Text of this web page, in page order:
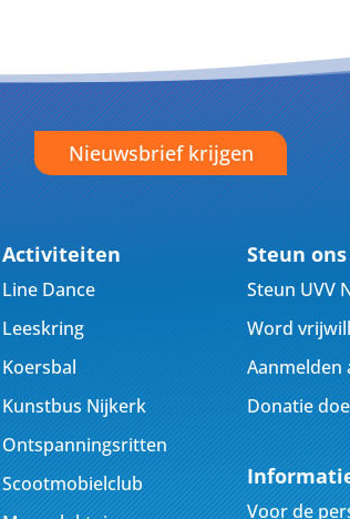
Nieuwsbrief krijgen
Activiteiten
Line Dance
Leeskring
Koersbal
Kunstbus Nijkerk
Ontspanningsritten
Scootmobielclub
Steun ons
Steun UVV
Word
Aanmelden
Donatie
Voor de